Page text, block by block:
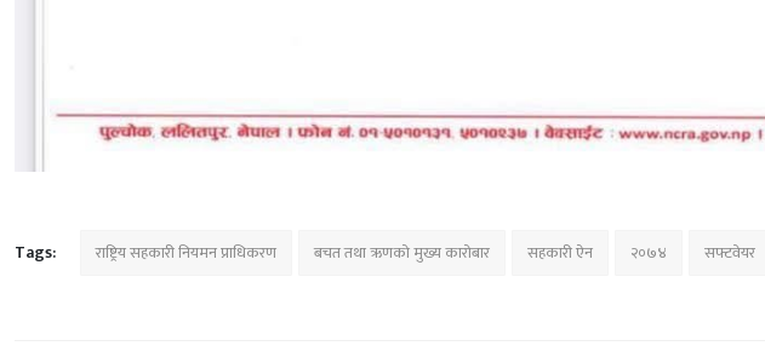
Tags: राष्ट्रिय सहकारी नियमन प्राधिकरण बचत तथा ऋणको मुख्य कारोबार सहकारी ऐन २०७४ सफ्टवेयर